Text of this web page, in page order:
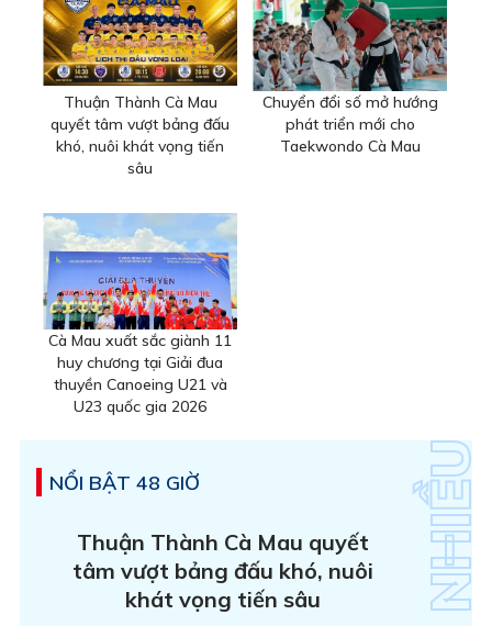
Thuận Thành Cà Mau
quyết tâm vượt bảng đấu
khó, nuôi khát vọng tiến
sâu
Chuyển đổi số mở hướng
phát triển mới cho
Taekwondo Cà Mau
Cà Mau xuất sắc giành 11
huy chương tại Giải đua
thuyền Canoeing U21 và
U23 quốc gia 2026
NỔI BẬT 48 GIỜ
Thuận Thành Cà Mau quyết
tâm vượt bảng đấu khó, nuôi
khát vọng tiến sâu